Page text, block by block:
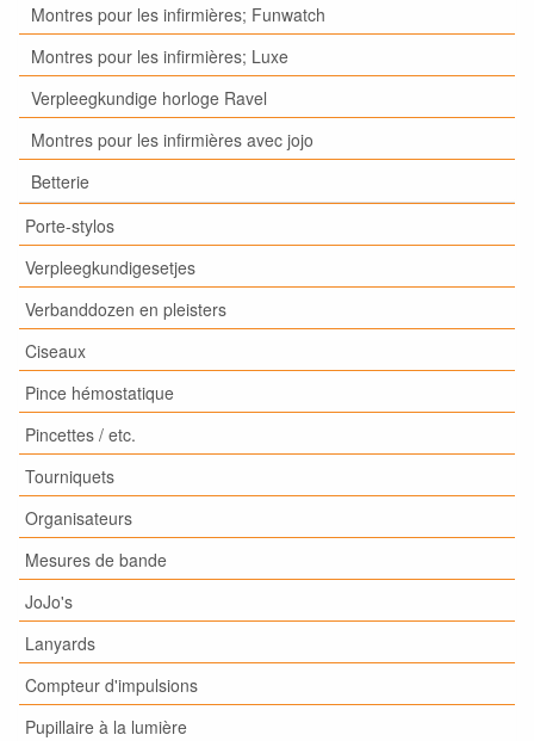
Montres pour les infirmières; Funwatch
Montres pour les infirmières; Luxe
Verpleegkundige horloge Ravel
Montres pour les infirmières avec jojo
Betterie
Porte-stylos
Verpleegkundigesetjes
Verbanddozen en pleisters
Ciseaux
Pince hémostatique
Pincettes / etc.
Tourniquets
Organisateurs
Mesures de bande
JoJo's
Lanyards
Compteur d'impulsions
Pupillaire à la lumière